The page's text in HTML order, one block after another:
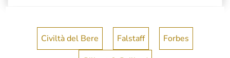
Civiltà del Bere Falstaff
Forbes